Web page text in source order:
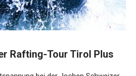
Rafting-Tour Tirol Plus
bei der Jochen